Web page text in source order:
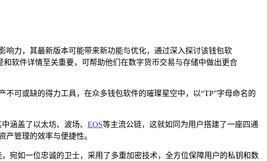
响力，其最新版本可能带来新功能与优化，通过深入探讨该钱包软
软件详情至关重要，可帮助他们在数字货币交易与存储中做出更合
可或缺的得力工具，在众多钱包软件的璀璨星空中，以“TP”字母命名的
涵盖了以太坊、波场、 EOS等主流公链，这就如同为用户搭建了一座四通
管理的效率与便捷性。
宛如一位忠诚的卫士，采用了多重加密技术，全方位保障用户的私钥和数